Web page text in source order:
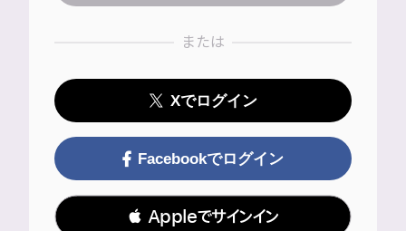
または
Xでログイン
Facebookでログイン
 Appleでサインイン